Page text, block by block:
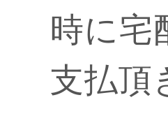
時に宅
支払頂